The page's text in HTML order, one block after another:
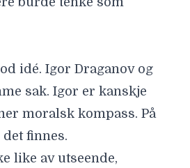
idé. Igor Draganov og
sak. Igor er kanskje
moralsk kompass. På
finnes.
like av utseende,